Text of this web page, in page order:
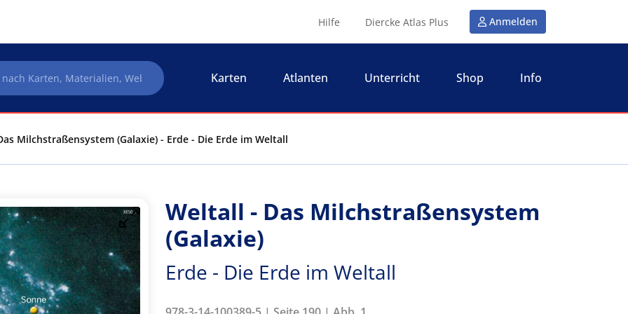
Hilfe Diercke Atlas Plus Anmelden
Karten Atlanten Unterricht Shop Info
Milchstraßensystem (Galaxie) - Erde - Die Erde im Weltall
Weltall - Das Milchstraßensystem
(Galaxie)
Erde - Die Erde im Weltall